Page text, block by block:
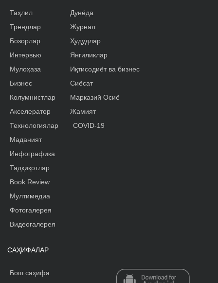
Таҳлил
Трендлар
Бозорлар
Интервью
Мулоҳаза
Бизнес
Колумнистлар
Акселератор
Дунёда
Журнал
Ҳудудлар
Янгиликлар
Иқтисодиёт ва бизнес
Сиёсат
Марказий Осиё
Жамият
Технологиялар
Маданият
Инфографика
Тадқиқотлар
Book Review
Мултимедиа
Фотогалерея
Видеогалерея
COVID-19
САҲИФАЛАР
Бош саҳифа